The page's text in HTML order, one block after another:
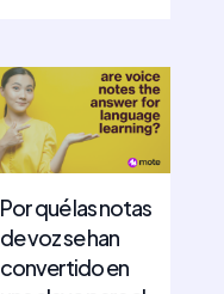
Por qué las notas
de voz se han
convertido en